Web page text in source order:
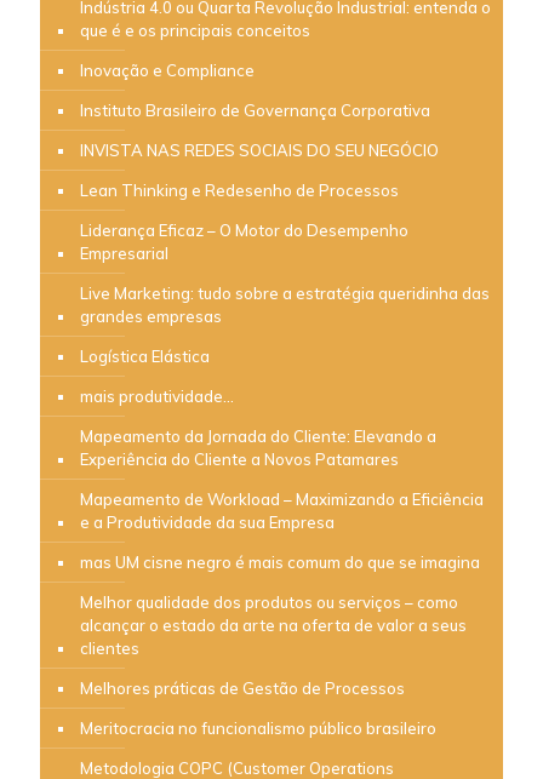
Indústria 4.0 ou Quarta Revolução Industrial: entenda o
que é e os principais conceitos
Inovação e Compliance
Instituto Brasileiro de Governança Corporativa
INVISTA NAS REDES SOCIAIS DO SEU NEGÓCIO
Lean Thinking e Redesenho de Processos
Liderança Eficaz – O Motor do Desempenho
Empresarial
Live Marketing: tudo sobre a estratégia queridinha das
grandes empresas
Logística Elástica
mais produtividade…
Mapeamento da Jornada do Cliente: Elevando a
Experiência do Cliente a Novos Patamares
Mapeamento de Workload – Maximizando a Eficiência
e a Produtividade da sua Empresa
mas UM cisne negro é mais comum do que se imagina
Melhor qualidade dos produtos ou serviços – como
alcançar o estado da arte na oferta de valor a seus
clientes
Melhores práticas de Gestão de Processos
Meritocracia no funcionalismo público brasileiro
Metodologia COPC (Customer Operations